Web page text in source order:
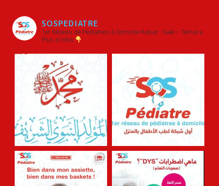
SOSPEDIATRE
1er Réseau de Pédiatres à Domicile Rabat - Salé – Témara
Plus d'infos